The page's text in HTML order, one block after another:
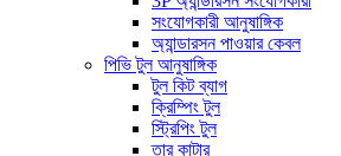
সংযোগকারী আনুষাঙ্গিক
অ্যান্ডারসন পাওয়ার কেবল
পিভি টুল আনুষাঙ্গিক
টুল কিট ব্যাগ
ক্রিম্পিং টুল
স্ট্রিপিং টুল
তার কাটার